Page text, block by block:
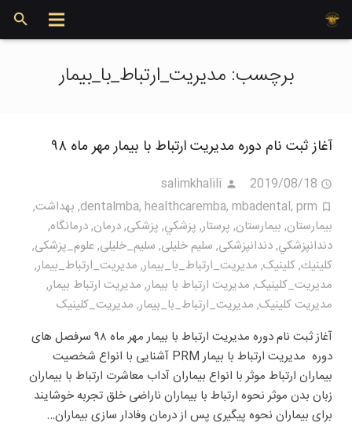
برچسب: مدیریت_ارتباط_با_بیمار
آغاز ثبت نام دوره مدیریت ارتباط با بیمار مهر ماه ۹۸
2019/08/18
salimkhalili
dentalmba, healthcaremba, mbadental, prm
, بهداشت,
بيمارستان, بیمارستان, پرستار, پزشكي, پزشکی,درمان,درمانگاه,
دندانپزشكي,دندانپزشکی, سلیم خلیلی, سلیم_خلیلی, علوم_پزشکی,
كلينيك,کلینیک, مديريت_ارتباط_با_بيمار, مديريت_ارتباط_بیمار,
مديريت_كلينيک, مدیریت ارتباط با بیمار, مدیریت ارتباط بیمار,
مدیریت کلینیک, مدیریت_ارتباط_با_بیمار, مدیریت_کلینیک
آغاز ثبت نام دوره مدیریت ارتباط با بیمار مهر ماه ۹۸ سرفصل های
دوره مدیریت ارتباط با بیمار PRM آشنایی با انواع شخصیت
بیماران ارتباط موثر با انواع بیماران آداب معاشرت ارتباط با بیماران
زبان بدن موثر نحوه ارتباط با بیماران ناراضی خلق تجربه خوشایند
برای بیماران نحوه پیگیری پس از درمان وفادار سازی بیماران…